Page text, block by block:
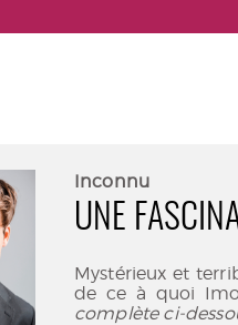
Inconnu
UNE
Mystérieux et
de ce à quoi
complète ci-